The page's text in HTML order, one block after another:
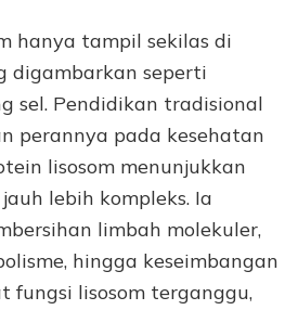
hanya tampil sekilas di
digambarkan seperti
sel. Pendidikan tradisional
perannya pada kesehatan
lisosom menunjukkan
lebih kompleks. Ia
limbah molekuler,
hingga keseimbangan
fungsi lisosom terganggu,